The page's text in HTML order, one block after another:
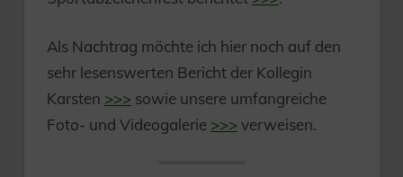
Als Nachtrag möchte ich hier noch auf den
sehr lesenswerten Bericht der Kollegin
Karsten >>> sowie unsere umfangreiche
Foto- und Videogalerie >>> verweisen.